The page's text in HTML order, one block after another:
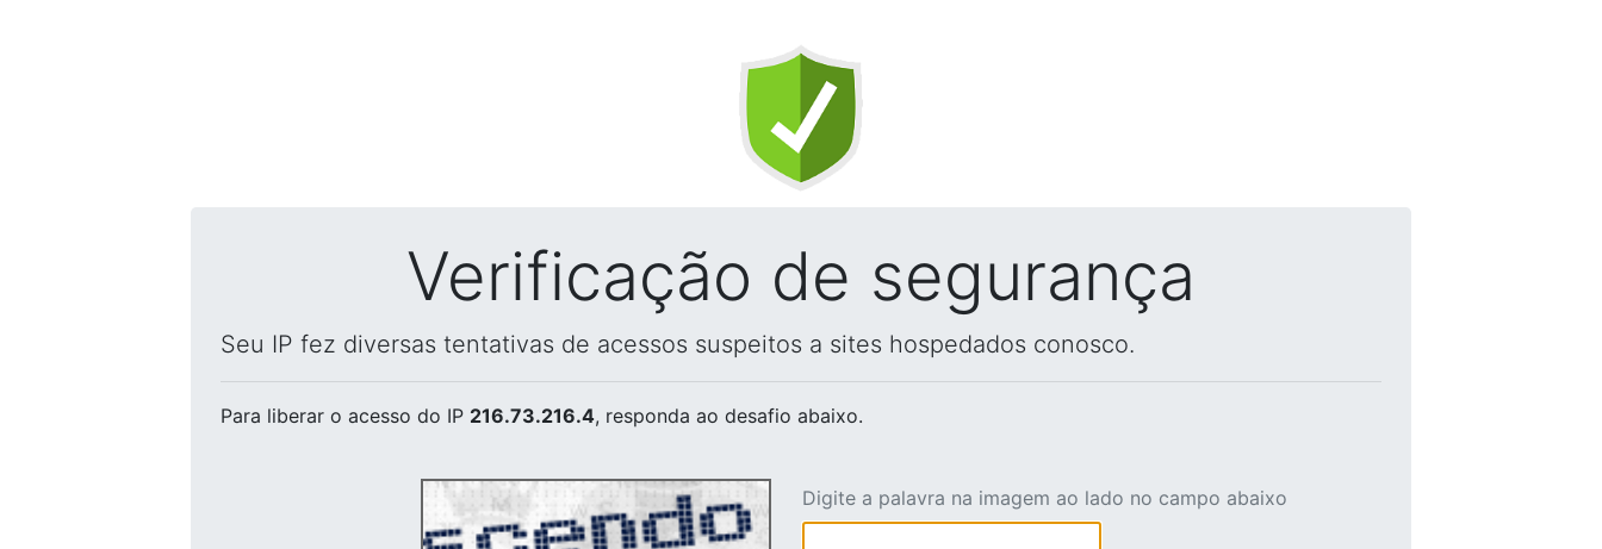
Verificação de segurança
Seu IP fez diversas tentativas de acessos suspeitos a sites hospedados conosco.
Para liberar o acesso do IP 216.73.216.4, responda ao desafio abaixo.
Digite a palavra na imagem ao lado no campo abaixo